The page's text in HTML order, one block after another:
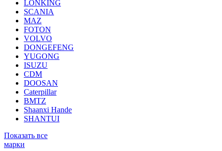
LONKING
SCANIA
MAZ
FOTON
VOLVO
DONGEFENG
YUGONG
ISUZU
CDM
DOOSAN
Caterpillar
BMTZ
Shaanxi Hande
SHANTUI
Показать все
марки